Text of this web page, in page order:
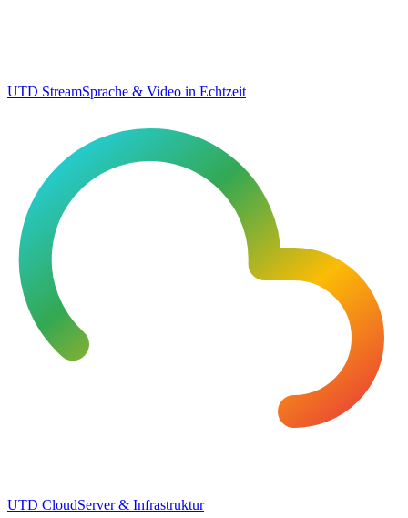
UTD StreamSprache & Video in Echtzeit
UTD CloudServer & Infrastruktur